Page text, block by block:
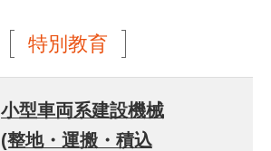
特別教育
小型車両系建設機械
(整地・運搬・積込